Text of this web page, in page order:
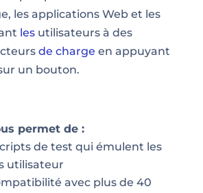
les applications Web et les
lesutilisateurs à des
de charge en appuyant
un bouton.
permet de :
de test qui émulent les
utilisateur
avec plus de 40